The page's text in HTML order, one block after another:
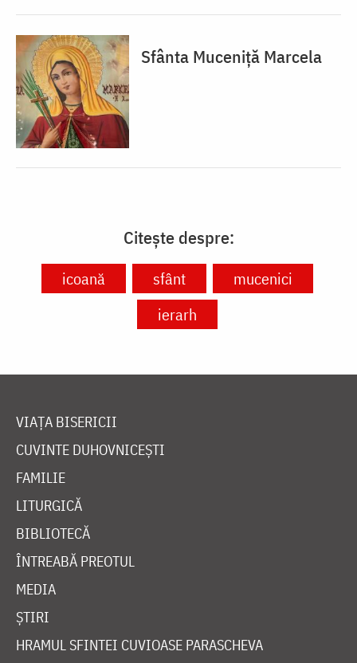
Sfânta Muceniță Marcela
Citește despre:
icoană sfânt
mucenici
ierarh
VIAȚA BISERICII
CUVINTE DUHOVNICEȘTI
FAMILIE
LITURGICĂ
BIBLIOTECĂ
ÎNTREABĂ PREOTUL
MEDIA
ȘTIRI
HRAMUL SFINTEI CUVIOASE PARASCHEVA